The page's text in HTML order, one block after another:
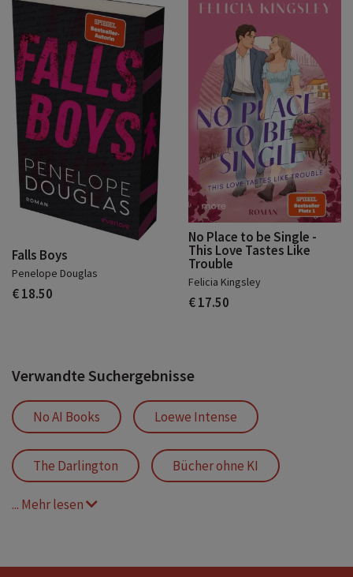
Falls Boys
Penelope Douglas
€ 18.50
No Place to be Single -
This Love Tastes Like
Trouble
Felicia Kingsley
€ 17.50
Verwandte Suchergebnisse
No AI Books Loewe Intense
The Darlington Bücher ohne KI
Pretty Scandalous
Fake Dating Romance
... Mehr lesen